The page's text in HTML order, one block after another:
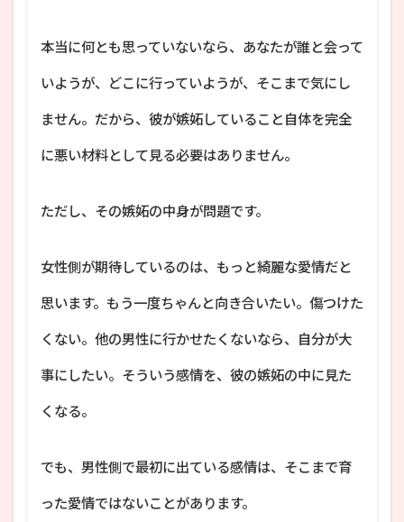
本当に何とも思っていないなら、あなたが誰と会って
いようが、どこに行っていようが、そこまで気にし
ません。だから、彼が嫉妬していること自体を完全
に悪い材料として見る必要はありません。
ただし、その嫉妬の中身が問題です。
女性側が期待しているのは、もっと綺麗な愛情だと
思います。もう一度ちゃんと向き合いたい。傷つけた
くない。他の男性に行かせたくないなら、自分が大
事にしたい。そういう感情を、彼の嫉妬の中に見た
くなる。
でも、男性側で最初に出ている感情は、そこまで育
った愛情ではないことがあります。